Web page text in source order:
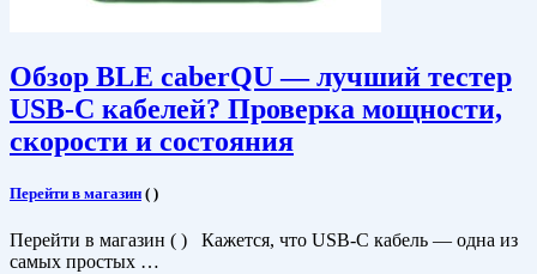
Обзор BLE caberQU — лучший тестер
USB-C кабелей? Проверка мощности,
скорости и состояния
Перейти в магазин ( )
Перейти в магазин ( ) Кажется, что USB-C кабель — одна из
самых простых …